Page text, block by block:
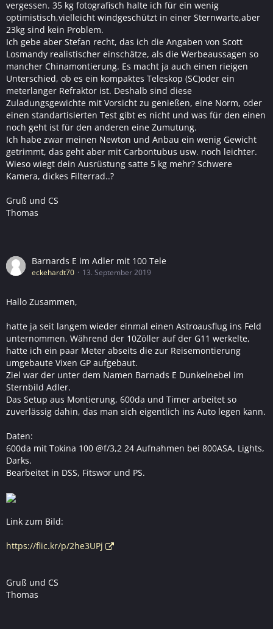
vergessen. 35 kg fotografisch halte ich für ein wenig
optimistisch,vielleicht windgeschützt in einer Sternwarte,aber
23kg sind kein Problem.
Ich gebe aber Stefan recht, das ich die Angaben von Scott
Losmandy realistischer einschätze, als die Werbeaussagen so
mancher Chinamontierung. Es macht ja auch einen rieigen
Unterschied, ob es ein kompaktes Teleskop (SC)oder ein
meterlanger Refraktor ist. Deshalb sind diese
Zuladungsgewichte mit Vorsicht zu genießen, eine Norm, oder
einen standartisierten Test gibt es nicht und was für den einen
noch geht ist für den anderen eine Zumutung.
Ich habe zwar meinen Newton und Anbau ein wenig Gewicht
getrimmt, das geht aber mit Carbontubus usw. noch leichter.
Wieso wiegt dein Ausrüstung satte 5 kg mehr? Schwere
Kamera, dickes Filterrad..?
Gruß und CS
Thomas
Barnards E im Adler mit 100 Tele
eckehardt70 13. September 2019
Hallo Zusammen,
hatte ja seit langem wieder einmal einen Astroausflug ins Feld
unternommen. Während der 10Zöller auf der G11 werkelte,
hatte ich ein paar Meter abseits die zur Reisemontierung
umgebaute Vixen GP aufgebaut.
Ziel war der unter dem Namen Barnads E Dunkelnebel im
Sternbild Adler.
Das Setup aus Montierung, 600da und Timer arbeitet so
zuverlässig dahin, das man sich eigentlich ins Auto legen kann.
Daten:
600da mit Tokina 100 @f/3,2 24 Aufnahmen bei 800ASA, Lights,
Darks.
Bearbeitet in DSS, Fitswor und PS.
Link zum Bild:
https://flic.kr/p/2he3UPj
Gruß und CS
Thomas